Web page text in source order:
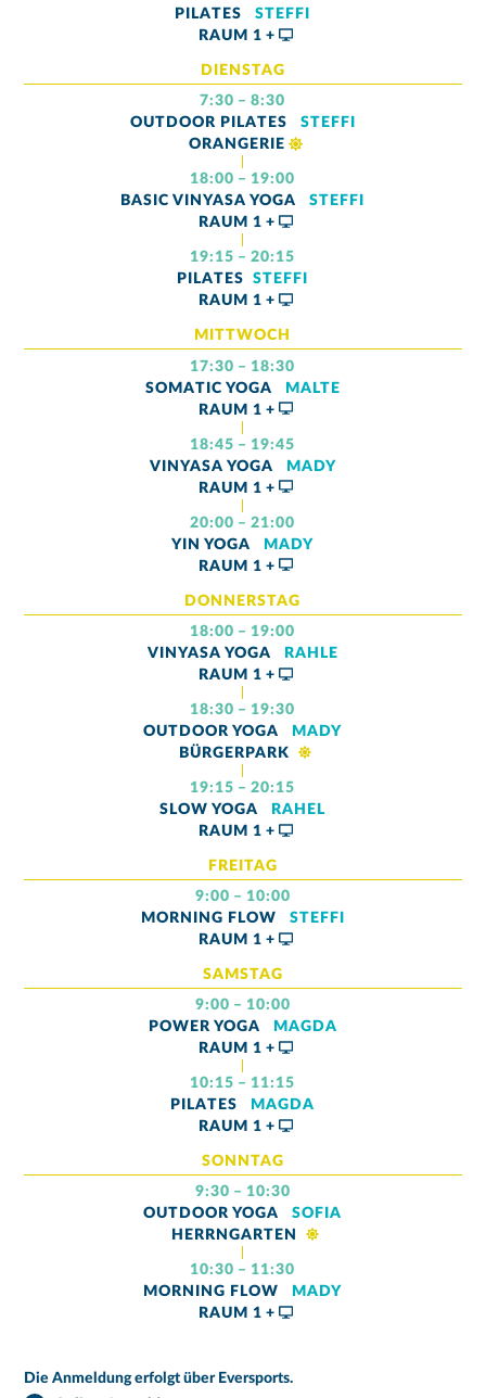
PILATES
STEFFI
RAUM 1 +
DIENSTAG
7:30 – 8:30
OUTDOOR PILATES
STEFFI
ORANGERIE
18:00 – 19:00
BASIC VINYASA YOGA
STEFFI
RAUM 1 +
19:15 – 20:15
PILATES
STEFFI
RAUM 1 +
MITTWOCH
17:30 – 18:30
SOMATIC YOGA
MALTE
RAUM 1 +
18:45 – 19:45
VINYASA YOGA
MADY
RAUM 1 +
20:00 – 21:00
YIN YOGA
MADY
RAUM 1 +
DONNERSTAG
18:00 – 19:00
VINYASA YOGA
RAHLE
RAUM 1 +
18:30 – 19:30
OUTDOOR YOGA
MADY
BÜRGERPARK
19:15 – 20:15
SLOW YOGA
RAHEL
RAUM 1 +
FREITAG
9:00 – 10:00
MORNING FLOW
STEFFI
RAUM 1 +
SAMSTAG
9:00 – 10:00
POWER YOGA
MAGDA
RAUM 1 +
10:15 – 11:15
PILATES
MAGDA
RAUM 1 +
SONNTAG
9:30 – 10:30
OUTDOOR YOGA
SOFIA
HERRNGARTEN
10:30 – 11:30
MORNING FLOW
MADY
RAUM 1 +
Die Anmeldung erfolgt über Eversports.